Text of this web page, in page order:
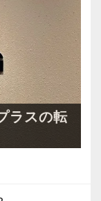
がら働ける
。
休暇を取る
しします。
には拠点長
ジションで
てバックア
ットで人間
を本気で応
という方を
制度を設け
給休暇とは
ラスの転